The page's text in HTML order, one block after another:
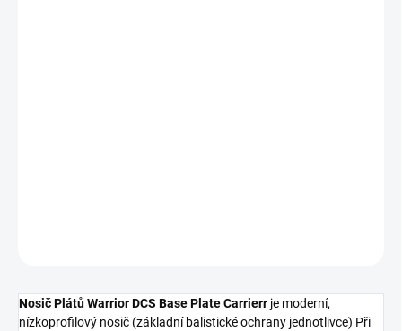
Nosič Plátů Warrior DCS Base Plate Carrierr je moderní,
nízkoprofilový nosič (základní balistické ochrany jednotlivce) Při